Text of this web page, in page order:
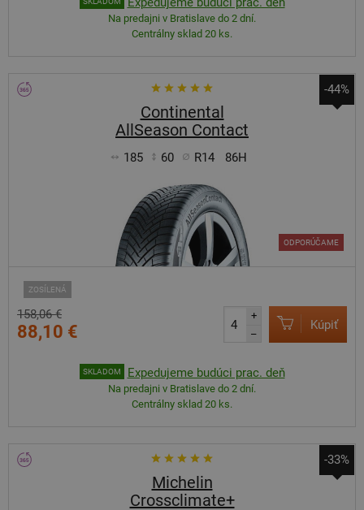
Na predajni v Bratislave do 2 dní.
Centrálny sklad 20 ks.
-44%
Continental
AllSeason Contact
185 60 R14 86H
ZOSÍLENÁ
ODPORÚČAME
158,06 €
88,10 €
+
–
Kúpiť
SKLADOM Expedujeme budúci prac. deň
Na predajni v Bratislave do 2 dní.
Centrálny sklad 20 ks.
-33%
Michelin
Crossclimate+